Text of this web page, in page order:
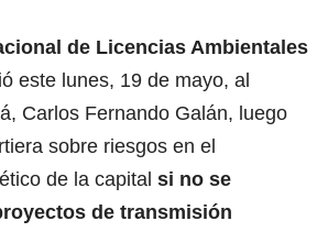
de Licencias Ambientales
este lunes, 19 de mayo, al
Carlos Fernando Galán, luego
sobre riesgos en el
de la capital si no se
de transmisión